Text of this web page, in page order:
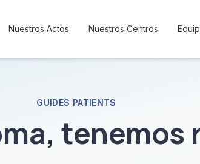
Nuestros Actos Nuestros Centros
GUIDES PATIENTS
tenemos